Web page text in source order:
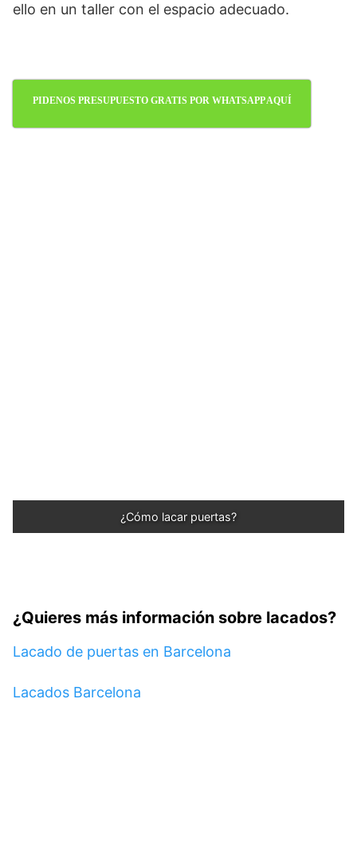
ello en un taller con el espacio adecuado.
PIDENOS PRESUPUESTO GRATIS POR WHATSAPP AQUÍ
¿Cómo lacar puertas?
¿Quieres más información sobre lacados?
Lacado de puertas en Barcelona
Lacados Barcelona